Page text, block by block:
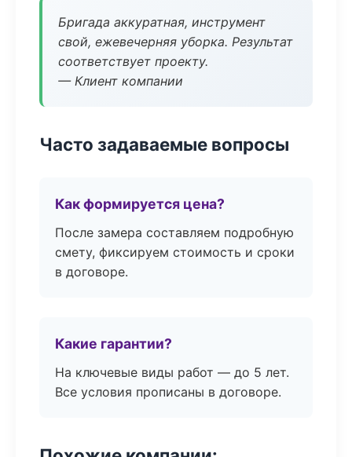
Бригада аккуратная, инструмент
свой, ежевечерняя уборка. Результат
соответствует проекту.
— Клиент компании
Часто задаваемые вопросы
Как формируется цена?
После замера составляем подробную
смету, фиксируем стоимость и сроки
в договоре.
Какие гарантии?
На ключевые виды работ — до 5 лет.
Все условия прописаны в договоре.